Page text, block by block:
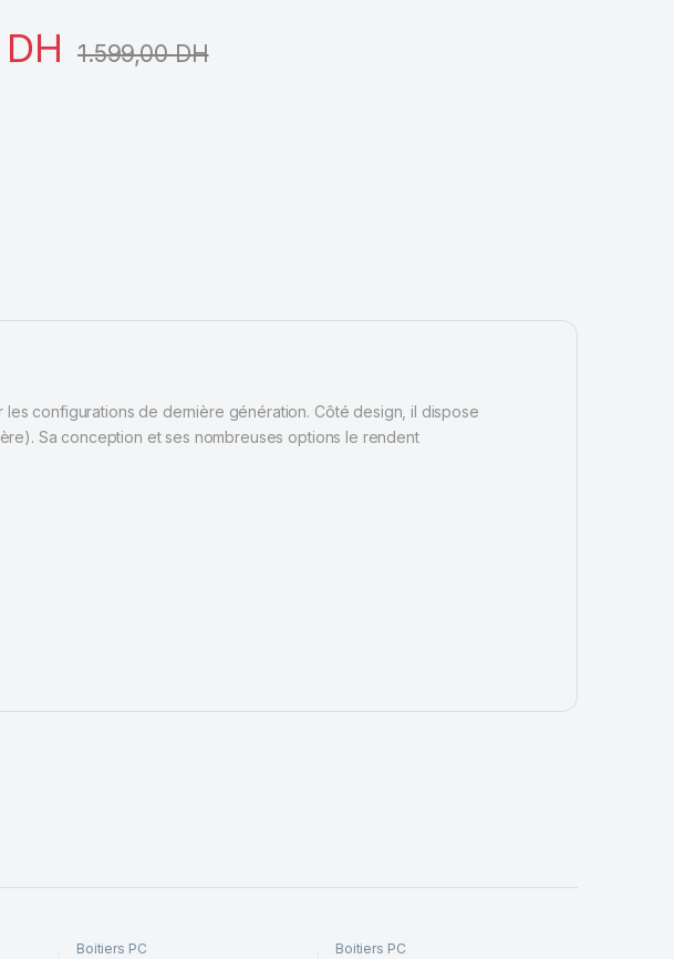
DH 1.599,00DH
les configurations de dernière génération. Côté design, il dispose
Sa conception et ses nombreuses options le rendent
Boitiers PC Boitiers PC